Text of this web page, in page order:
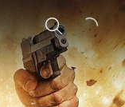
Sök